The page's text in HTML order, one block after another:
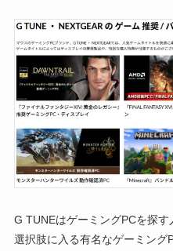
G TUNEはゲーミングPCを探
選択肢に入る有名なゲーミング